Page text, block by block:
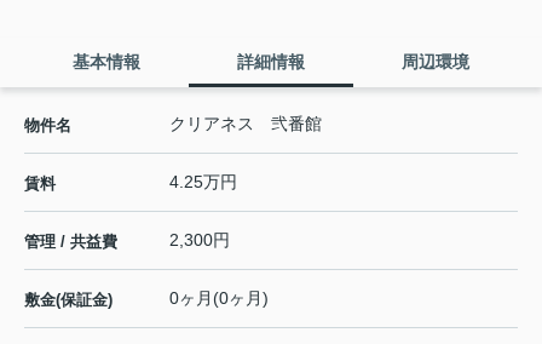
基本情報 詳細情報 周辺環境
物件名 クリアネス 弐番館
賃料 4.25万円
管理 / 共益費 2,300円
敷金(保証金) 0ヶ月(0ヶ月)